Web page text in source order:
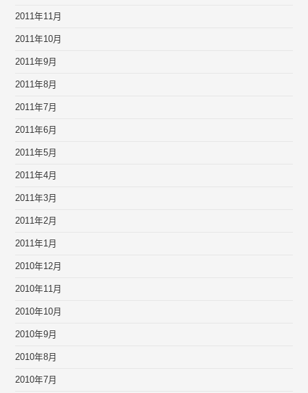
2011年11月
2011年10月
2011年9月
2011年8月
2011年7月
2011年6月
2011年5月
2011年4月
2011年3月
2011年2月
2011年1月
2010年12月
2010年11月
2010年10月
2010年9月
2010年8月
2010年7月